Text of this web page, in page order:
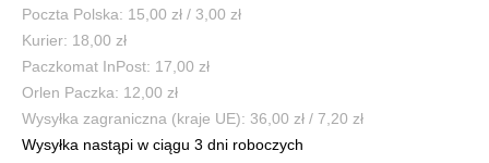
Poczta Polska: 15,00 zł / 3,00 zł
Kurier: 18,00 zł
Paczkomat InPost: 17,00 zł
Orlen Paczka: 12,00 zł
Wysyłka zagraniczna (kraje UE): 36,00 zł / 7,20 zł
Wysyłka nastąpi w ciągu 3 dni roboczych